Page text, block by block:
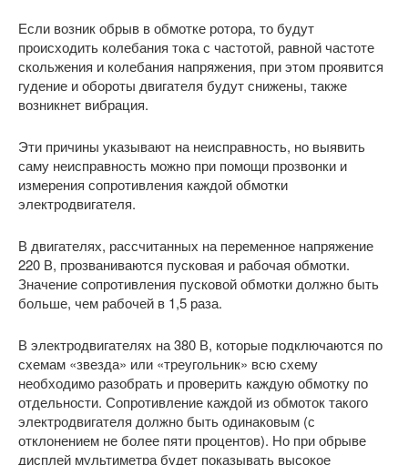
Если возник обрыв в обмотке ротора, то будут
происходить колебания тока с частотой, равной частоте
скольжения и колебания напряжения, при этом проявится
гудение и обороты двигателя будут снижены, также
возникнет вибрация.
Эти причины указывают на неисправность, но выявить
саму неисправность можно при помощи прозвонки и
измерения сопротивления каждой обмотки
электродвигателя.
В двигателях, рассчитанных на переменное напряжение
220 В, прозваниваются пусковая и рабочая обмотки.
Значение сопротивления пусковой обмотки должно быть
больше, чем рабочей в 1,5 раза.
В электродвигателях на 380 В, которые подключаются по
схемам «звезда» или «треугольник» всю схему
необходимо разобрать и проверить каждую обмотку по
отдельности. Сопротивление каждой из обмоток такого
электродвигателя должно быть одинаковым (с
отклонением не более пяти процентов). Но при обрыве
дисплей мультиметра будет показывать высокое